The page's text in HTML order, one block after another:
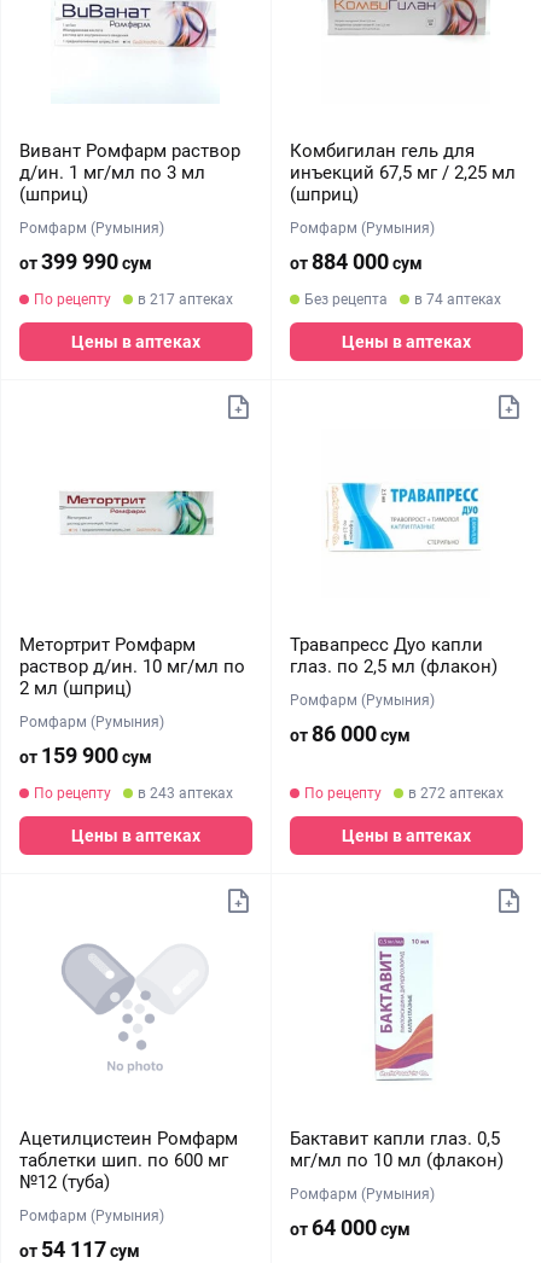
Вивант Ромфарм раствор
д/ин. 1 мг/мл по 3 мл
(шприц)
Ромфарм (Румыния)
от399 990сум
По рецепту в 217 аптеках
Цены в аптеках
Комбигилан гель для
инъекций 67,5 мг / 2,25 мл
(шприц)
Ромфарм (Румыния)
от884 000сум
Без рецепта в 74 аптеках
Цены в аптеках
Метортрит Ромфарм
раствор д/ин. 10 мг/мл по
2 мл (шприц)
Ромфарм (Румыния)
от 159 900сум
По рецепту в 243 аптеках
Цены в аптеках
Травапресс Дуо капли
глаз. по 2,5 мл (флакон)
Ромфарм (Румыния)
от86 000сум
По рецепту в 272 аптеках
Цены в аптеках
Ацетилцистеин Ромфарм
таблетки шип. по 600 мг
№12 (туба)
Ромфарм (Румыния)
от 54 117сум
Бактавит капли глаз. 0,5
мг/мл по 10 мл (флакон)
Ромфарм (Румыния)
от64 000сум